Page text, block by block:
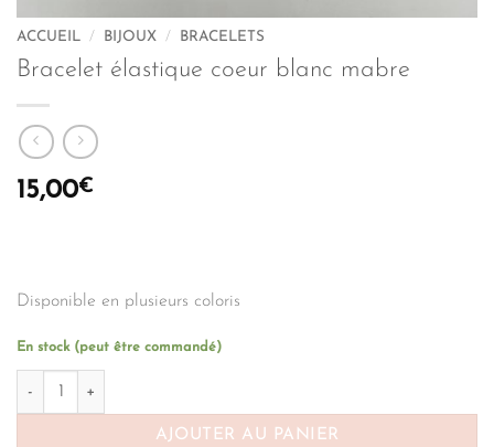
ACCUEIL / BIJOUX / BRACELETS
Bracelet élastique coeur blanc mabre
15,00€
Disponible en plusieurs coloris
En stock (peut être commandé)
quantité de Bracelet élastique coeur blanc mabre
AJOUTER AU PANIER